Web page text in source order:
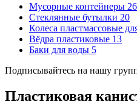
Мусорные контейнеры 26
Стеклянные бутылки 20
Колеса пластмассовые
Вёдра пластиковые 13
Баки для воды 5
Подписывайтесь на нашу
Пластиковая